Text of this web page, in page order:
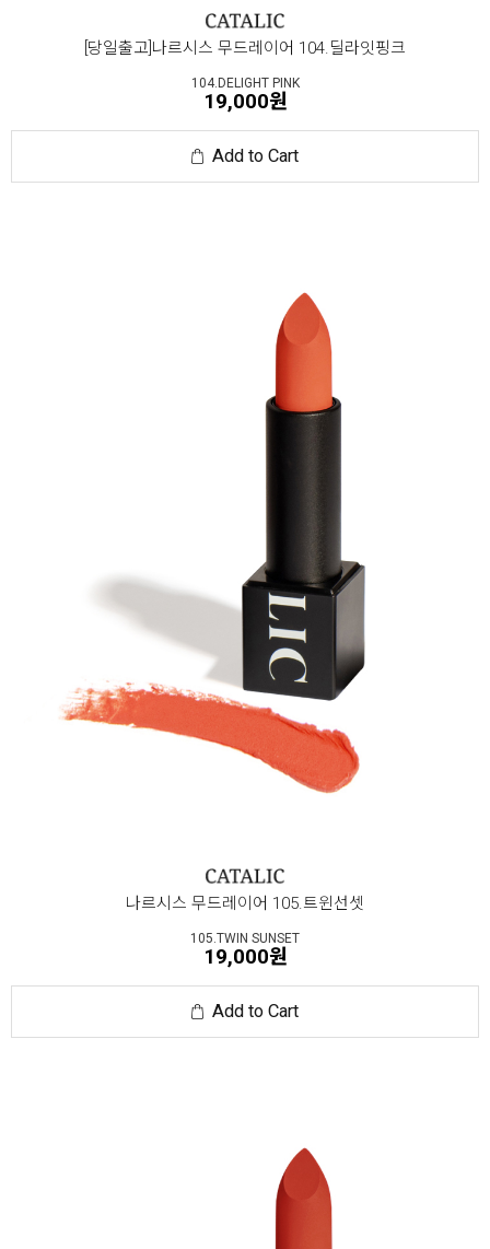
[당일출고]나르시스 무드레이어 104.딜라잇핑크
104.DELIGHT PINK
19,000원
Add to Cart
나르시스 무드레이어 105.트윈선셋
105.TWIN SUNSET
19,000원
Add to Cart